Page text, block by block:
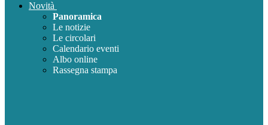
Novità
Panoramica
Le notizie
Le circolari
Calendario eventi
Albo online
Rassegna stampa